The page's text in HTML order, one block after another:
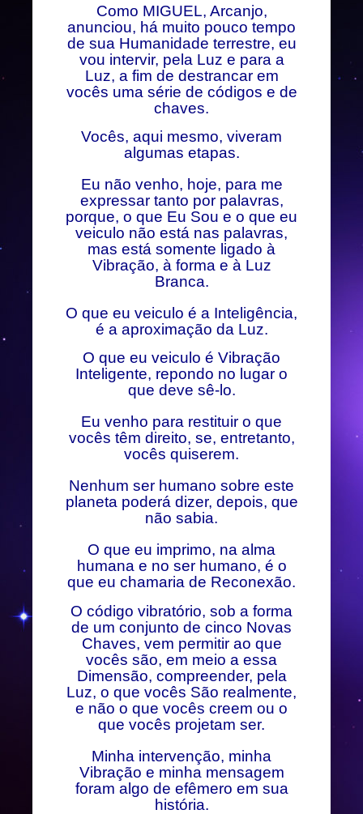
Como MIGUEL, Arcanjo,
anunciou, há muito pouco tempo
de sua Humanidade terrestre, eu
vou intervir, pela Luz e para a
Luz, a fim de destrancar em
vocês uma série de códigos e de
chaves.
Vocês, aqui mesmo, viveram
algumas etapas.
Eu não venho, hoje, para me
expressar tanto por palavras,
porque, o que Eu Sou e o que eu
veiculo não está nas palavras,
mas está somente ligado à
Vibração, à forma e à Luz
Branca.
O que eu veiculo é a Inteligência,
é a aproximação da Luz.
O que eu veiculo é Vibração
Inteligente, repondo no lugar o
que deve sê-lo.
Eu venho para restituir o que
vocês têm direito, se, entretanto,
vocês quiserem.
Nenhum ser humano sobre este
planeta poderá dizer, depois, que
não sabia.
O que eu imprimo, na alma
humana e no ser humano, é o
que eu chamaria de Reconexão.
O código vibratório, sob a forma
de um conjunto de cinco Novas
Chaves, vem permitir ao que
vocês são, em meio a essa
Dimensão, compreender, pela
Luz, o que vocês São realmente,
e não o que vocês creem ou o
que vocês projetam ser.
Minha intervenção, minha
Vibração e minha mensagem
foram algo de efêmero em sua
história.